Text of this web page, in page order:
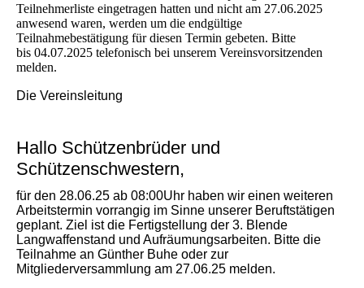
Teilnehmerliste eingetragen hatten und nicht am 27.06.2025
anwesend waren, werden um die endgültige
Teilnahmebestätigung für diesen Termin gebeten. Bitte
bis 04.07.2025 telefonisch bei unserem Vereinsvorsitzenden
melden.
Die Vereinsleitung
Hallo Schützenbrüder und
Schützenschwestern,
für den 28.06.25 ab 08:00Uhr haben wir einen weiteren
Arbeitstermin vorrangig im Sinne unserer Beruftstätigen
geplant. Ziel ist die Fertigstellung der 3. Blende
Langwaffenstand und Aufräumungsarbeiten. Bitte die
Teilnahme an Günther Buhe oder zur
Mitgliederversammlung am 27.06.25 melden.